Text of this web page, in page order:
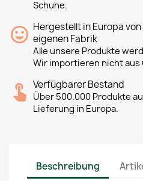
Schuhe.
Hergestellt in Europa
eigenen Fabrik
Alle unsere Produkte
Wir importieren nicht aus
Verfügbarer Bestand
Über 500.000 Produkte
Lieferung in Europa.
Beschreibung